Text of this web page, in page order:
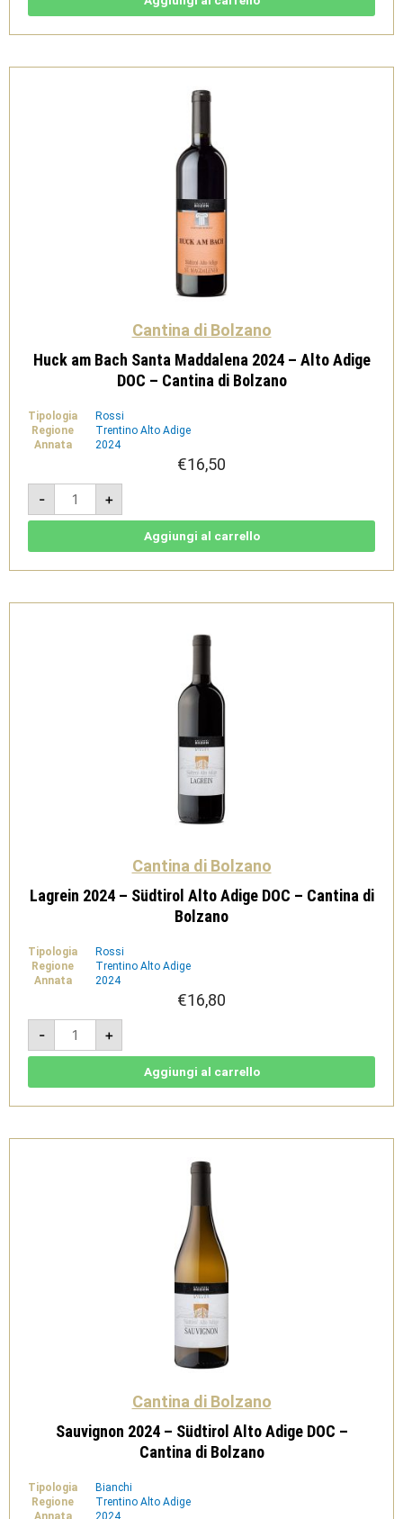
-
Bolzano
Cantina di Bolzano
Huck am Bach Santa Maddalena 2024 – Alto Adige
DOC – Cantina di Bolzano
Tipologia
Rossi
Regione
Trentino Alto Adige
Annata
2024
€16,50
-
Huck
Bach
Santa
Alto
-
+
Aggiungi al carrello
Cantina di Bolzano
Lagrein 2024 – Südtirol Alto Adige DOC – Cantina di
Bolzano
Tipologia
Rossi
Regione
Trentino Alto Adige
Annata
2024
€16,80
-
Lagrein
2024
-
Südtirol
-
Bolzano
+
Aggiungi al carrello
Cantina di Bolzano
Sauvignon 2024 – Südtirol Alto Adige DOC –
Cantina di Bolzano
Tipologia
Bianchi
Regione
Trentino Alto Adige
Annata
2024